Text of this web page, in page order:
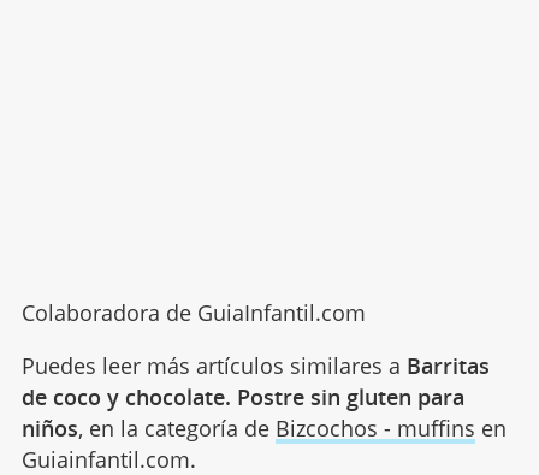
Colaboradora de GuiaInfantil.com
Puedes leer más artículos similares a Barritas
de coco y chocolate. Postre sin gluten para
niños, en la categoría de Bizcochos - muffins en
Guiainfantil.com.